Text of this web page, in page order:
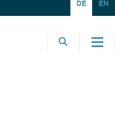
DE EN